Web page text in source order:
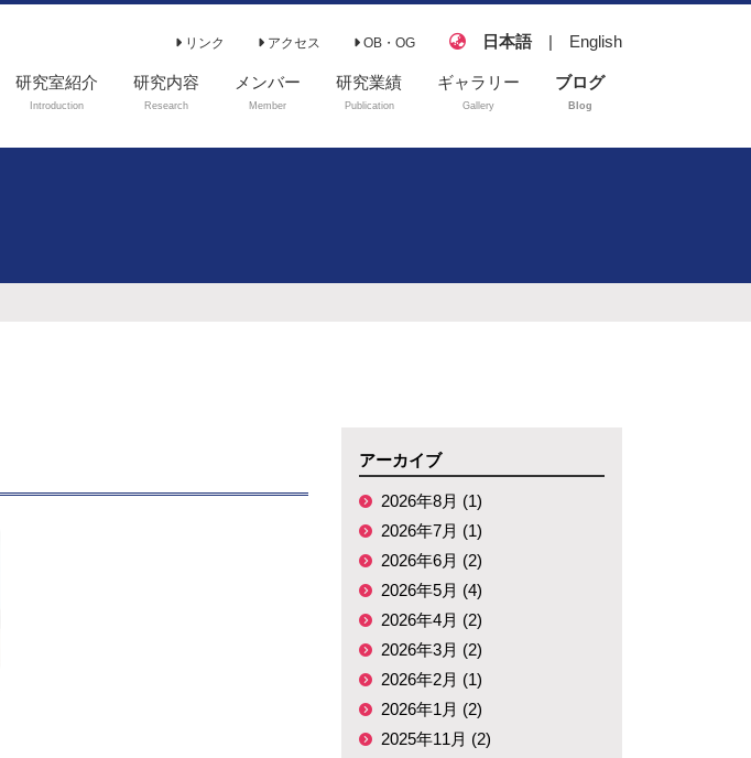
リンク アクセス OB・OG 日本語 | English
研究室紹介
Introduction
研究内容
Research
メンバー
Member
研究業績
Publication
卒業論文
ギャラリー
Gallery
ブログ
Blog
アーカイブ
2026年8月 (1)
2026年7月 (1)
2026年6月 (2)
2026年5月 (4)
2026年4月 (2)
2026年3月 (2)
2026年2月 (1)
2026年1月 (2)
2025年11月 (2)